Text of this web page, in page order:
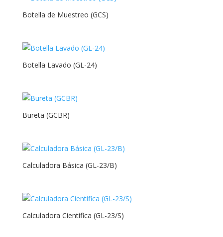
Botella de Muestreo (GCS)
Botella Lavado (GL-24)
Bureta (GCBR)
Calculadora Básica (GL-23/B)
Calculadora Científica (GL-23/S)